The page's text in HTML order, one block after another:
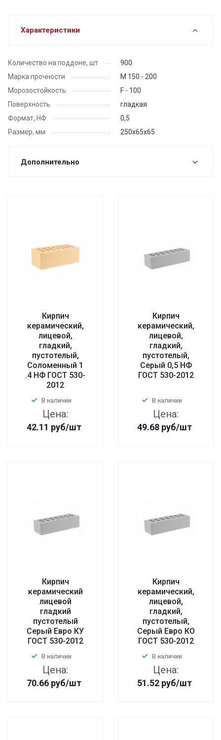
Характеристики
Количество на поддоне, шт
900
Марка прочности
М 150 - 200
Морозостойкость
F - 100
Поверхность
гладкая
Формат, НФ
0,5
Размер, мм
250x65х65
Дополнительно
Кирпич
керамический,
лицевой,
гладкий,
пустотелый,
Соломенный 1
.4 НФ ГОСТ 530-
2012
В наличии
Цена:
42.11 руб/шт
Кирпич
керамический,
лицевой,
гладкий,
пустотелый,
Серый 0,5 НФ
ГОСТ 530-2012
В наличии
Цена:
49.68 руб/шт
Кирпич
керамический
лицевой
гладкий
пустотелый
Серый Евро КУ
ГОСТ 530-2012
В наличии
Цена:
70.66 руб/шт
Кирпич
керамический,
лицевой,
гладкий,
пустотелый,
Серый Евро КО
ГОСТ 530-2012
В наличии
Цена:
51.52 руб/шт